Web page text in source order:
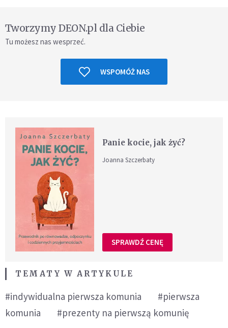
Tworzymy DEON.pl dla Ciebie
Tu możesz nas wesprzeć.
WSPOMÓŻ NAS
Panie kocie, jak żyć?
Joanna Szczerbaty
SPRAWDŹ CENĘ
TEMATY W ARTYKULE
#indywidualna pierwsza komunia
#pierwsza
komunia
#prezenty na pierwszą komunię